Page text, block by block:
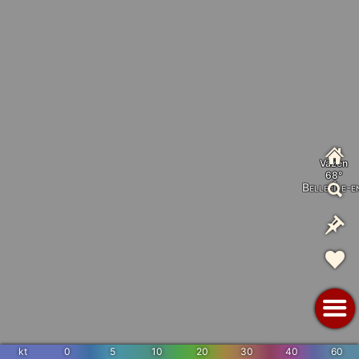
Belle-Île-
Vazen
kt 0 5 10 20 30 40 60